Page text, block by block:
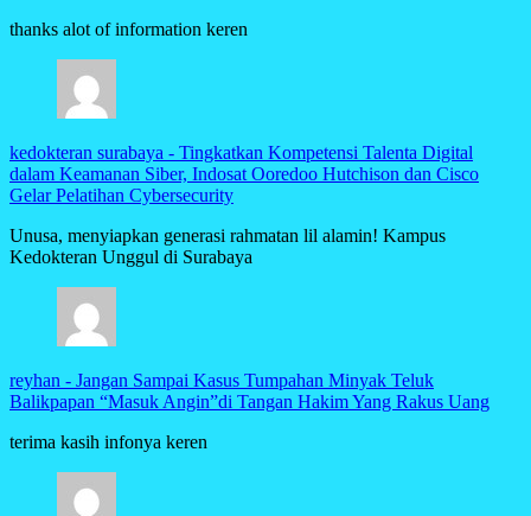
thanks alot of information keren
kedokteran surabaya - Tingkatkan Kompetensi Talenta Digital
dalam Keamanan Siber, Indosat Ooredoo Hutchison dan Cisco
Gelar Pelatihan Cybersecurity
Unusa, menyiapkan generasi rahmatan lil alamin! Kampus
Kedokteran Unggul di Surabaya
reyhan - Jangan Sampai Kasus Tumpahan Minyak Teluk
Balikpapan “Masuk Angin”di Tangan Hakim Yang Rakus Uang
terima kasih infonya keren